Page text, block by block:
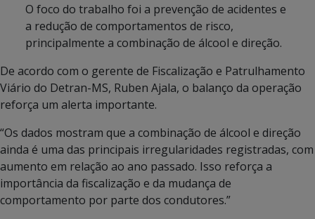
O foco do trabalho foi a prevenção de acidentes e
a redução de comportamentos de risco,
principalmente a combinação de álcool e direção.
De acordo com o gerente de Fiscalização e Patrulhamento
Viário do Detran-MS, Ruben Ajala, o balanço da operação
reforça um alerta importante.
“Os dados mostram que a combinação de álcool e direção
ainda é uma das principais irregularidades registradas, com
aumento em relação ao ano passado. Isso reforça a
importância da fiscalização e da mudança de
comportamento por parte dos condutores.”